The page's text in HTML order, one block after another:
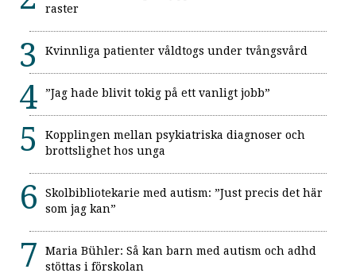
raster
Kvinnliga patienter våldtogs under tvångsvård
”Jag hade blivit tokig på ett vanligt jobb”
Kopplingen mellan psykiatriska diagnoser och
brottslighet hos unga
Skolbibliotekarie med autism: ”Just precis det här
som jag kan”
Maria Bühler: Så kan barn med autism och adhd
stöttas i förskolan